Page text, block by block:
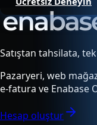
Satıştan tahsilata,
Pazaryeri, web
e-fatura ve Enabase
Hesap oluştur